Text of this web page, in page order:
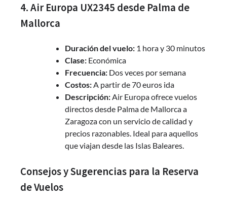
4. Air Europa UX2345 desde Palma de
Mallorca
Duración del vuelo: 1 hora y 30 minutos
Clase: Económica
Frecuencia: Dos veces por semana
Costos: A partir de 70 euros ida
Descripción: Air Europa ofrece vuelos
directos desde Palma de Mallorca a
Zaragoza con un servicio de calidad y
precios razonables. Ideal para aquellos
que viajan desde las Islas Baleares.
Consejos y Sugerencias para la Reserva
de Vuelos